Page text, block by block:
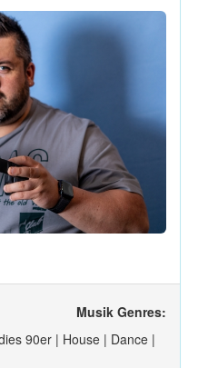
Musik Genres:
90er | House | Dance |